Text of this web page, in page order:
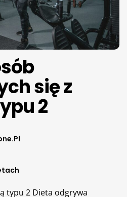
się z
2
typu 2 Dieta odgrywa